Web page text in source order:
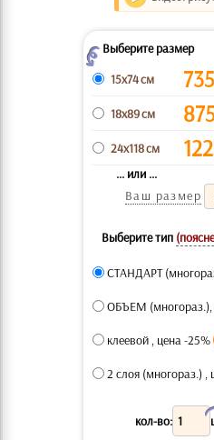
ZВыберите размер
15x74 см
735
18x89 см
24x118 см
... или ...
Ваш размер
Выберите тип
СТАНДАРТ
ОБЪЕМ (многораз.),
клеевой , цена -25%
2 слоя (многораз.) ,
кол-во: